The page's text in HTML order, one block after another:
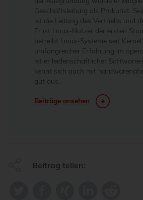
Geschäftsleitung als Prokurist.
ist die Leitung des Vertriebs und
Er ist Linux-Nutzer der ersten
betreibt Linux-Systeme seit
umfangreicher Erfahrung im
ist er leidenschaftlicher
kennt sich auch mit
gut aus.
Beiträge ansehen
Beitrag teilen: